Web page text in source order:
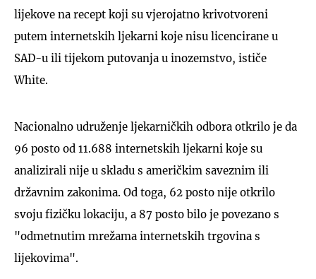
lijekove na recept koji su vjerojatno krivotvoreni
putem internetskih ljekarni koje nisu licencirane u
SAD-u ili tijekom putovanja u inozemstvo, ističe
White.
Nacionalno udruženje ljekarničkih odbora otkrilo je da
96 posto od 11.688 internetskih ljekarni koje su
analizirali nije u skladu s američkim saveznim ili
državnim zakonima. Od toga, 62 posto nije otkrilo
svoju fizičku lokaciju, a 87 posto bilo je povezano s
"odmetnutim mrežama internetskih trgovina s
lijekovima".